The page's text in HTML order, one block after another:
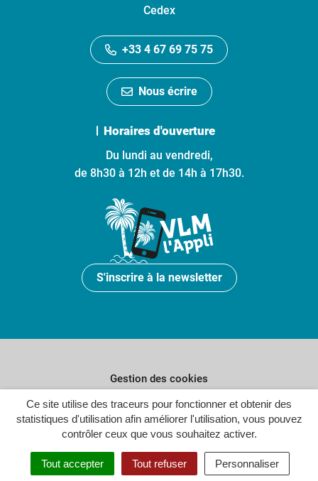
Ce site utilise des traceurs pour fonctionner et obtenir des
statistiques d'utilisation afin améliorer l'utilisation, vous pouvez
contrôler ceux que vous souhaitez activer.
Tout accepter Tout refuser Personnaliser
Cedex
+33 4 67 69 75 75
Nous écrire
Horaires d'ouverture
Du lundi au vendredi,
de 8h30 à 12h et de 14h à 17h30.
S'inscrire à la newsletter
Gestion des cookies
Plan du site
Politique de confidentialité
Crédits